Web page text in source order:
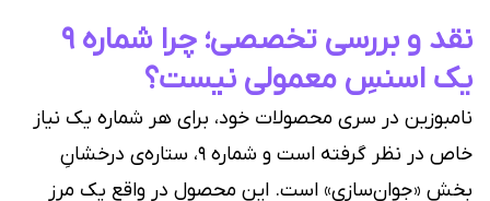
نقد و بررسی تخصصی؛ چرا شماره ۹
یک اسنسِ معمولی نیست؟
نامبوزین در سری محصولات خود، برای هر شماره یک نیاز
خاص در نظر گرفته است و شماره ۹، ستاره‌ی درخشانِ
بخش «جوان‌سازی» است. این محصول در واقع یک مرز